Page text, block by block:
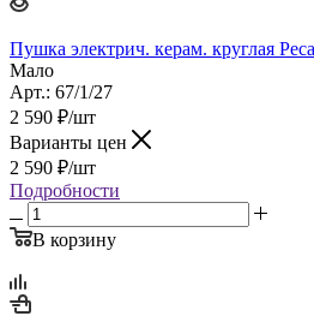
Пушка электрич. керам. круглая
Мало
Арт.: 67/1/27
2 590 ₽/шт
Варианты цен
2 590 ₽/шт
Подробности
В корзину